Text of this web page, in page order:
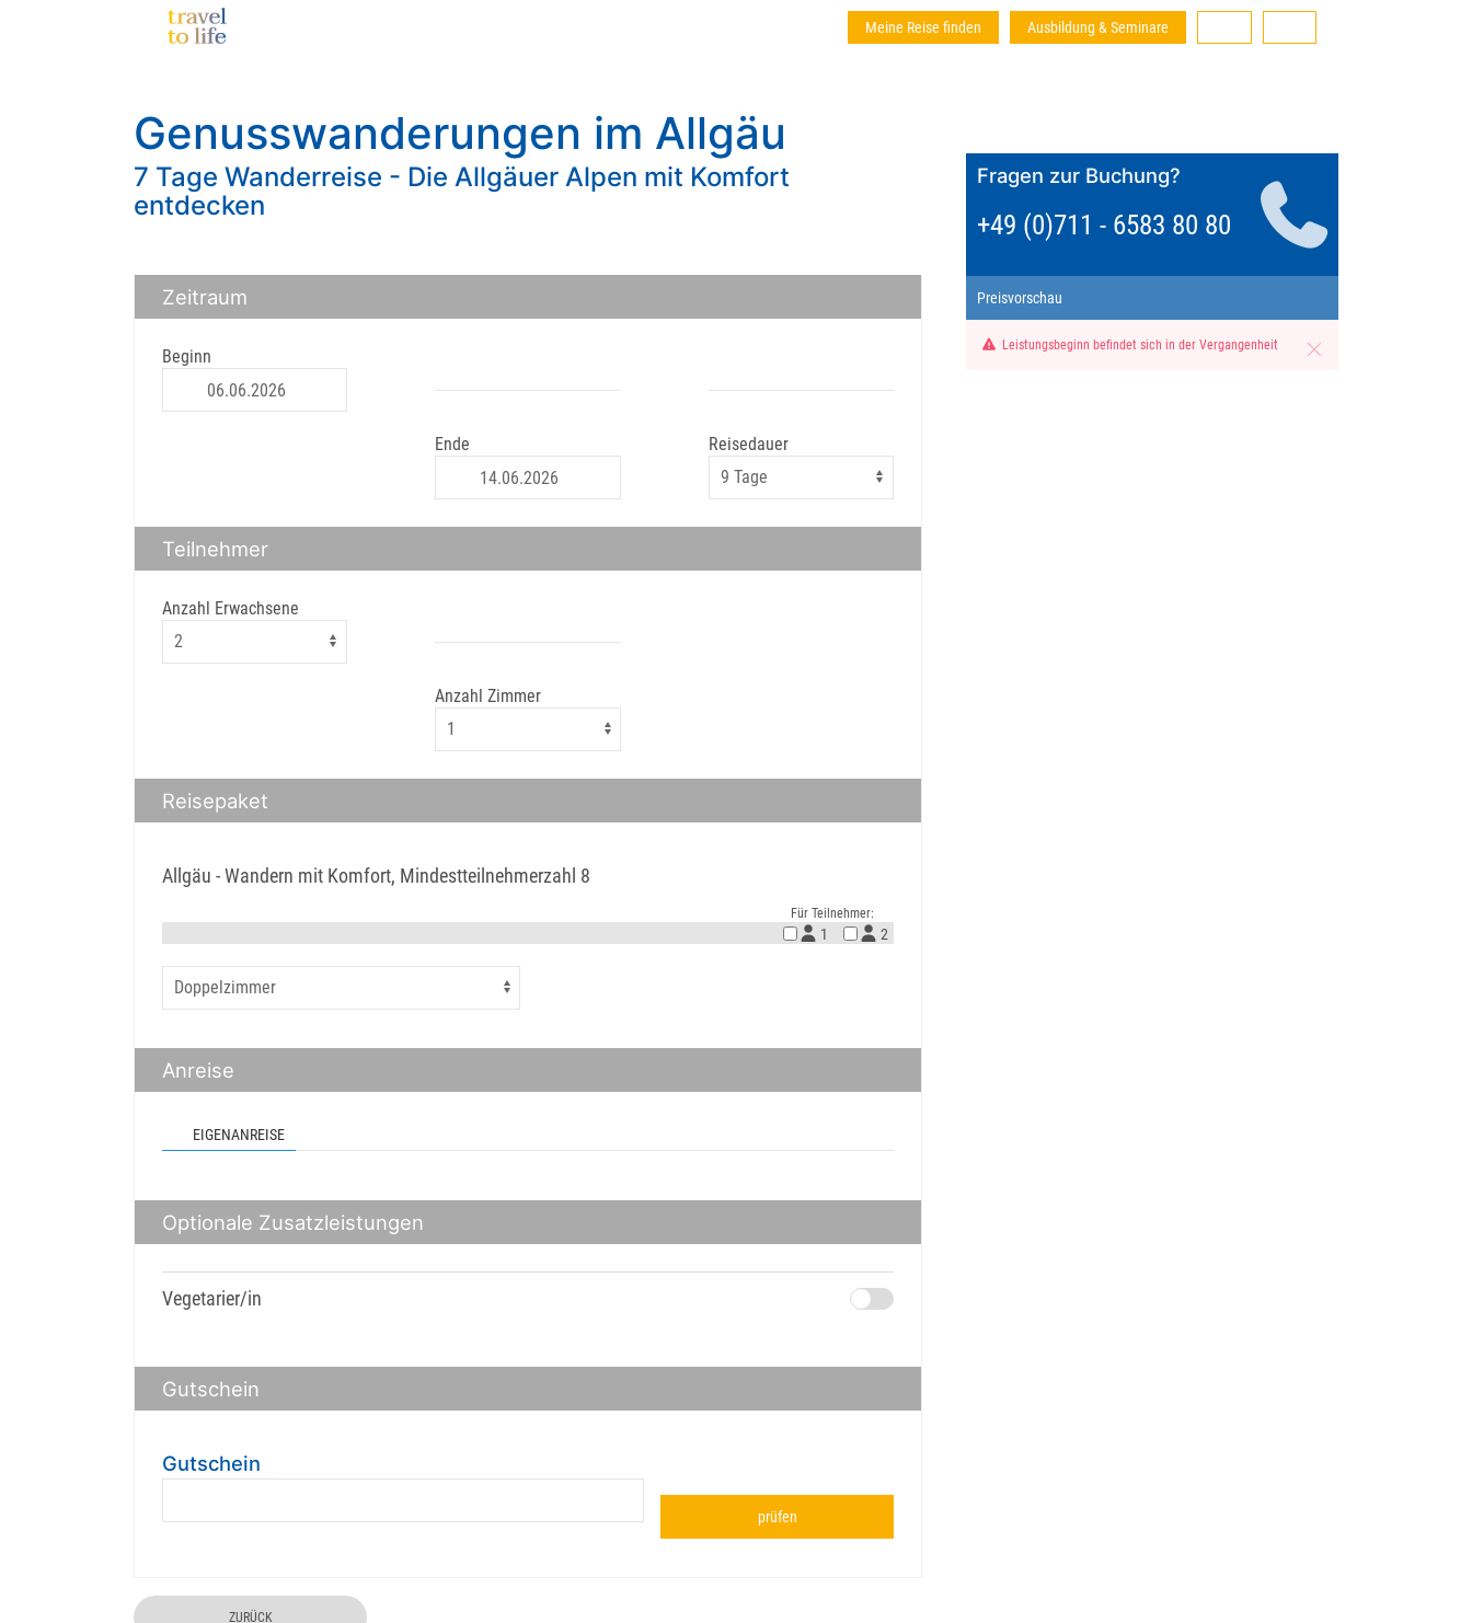
Meine Reise finden Ausbildung & Seminare
Genusswanderungen im Allgäu
7 Tage Wanderreise - Die Allgäuer Alpen mit Komfort
entdecken
Zeitraum
Beginn
Ende Reisedauer
Teilnehmer
Anzahl Erwachsene
Anzahl Zimmer
Reisepaket
Allgäu - Wandern mit Komfort, Mindestteilnehmerzahl 8
Für Teilnehmer:
1 2
Anreise
EIGENANREISE
Optionale Zusatzleistungen
Vegetarier/in
Gutschein
Gutschein
prüfen
ZURÜCK
Fragen zur Buchung?
+49 (0)711 - 6583 80 80
Preisvorschau
Leistungsbeginn befindet sich in der Vergangenheit